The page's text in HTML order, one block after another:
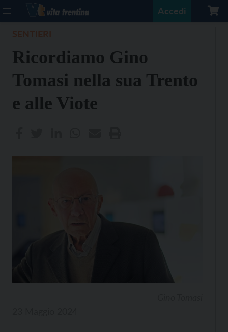
Accedi
Ricordiamo Gino
Tomasi nella sua Trento
e alle Viote